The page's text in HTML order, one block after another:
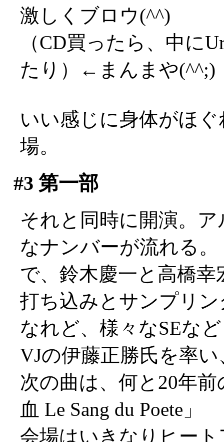
激しくブロウ(^^)
（CD買ったら、中に
たり）←まんまや(^^;)
いい感じに身体がほ
場。
#3 第一部
それと同時に開演。
なナンバーが流れる。
で、鈴木慶一と高橋
打ち込みとサンプリ
なれど、様々なSEな
VJの伊藤正勝氏を率
次の曲は、何と20年
血 Le Sang du Poete」
会場はいきなりヒー